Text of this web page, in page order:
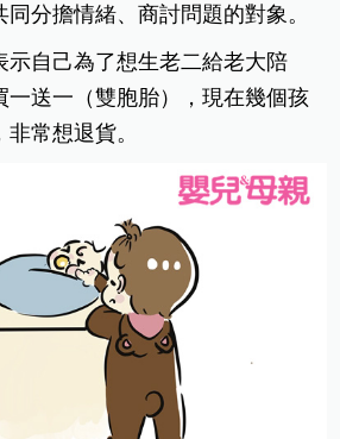
分擔情緒、商討問題的對象。
示自己為了想生老二給老大陪
一送一（雙胞胎），現在幾個孩
常想退貨。